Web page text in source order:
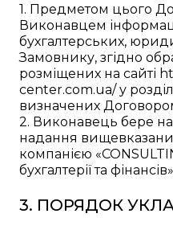
1. Предметом цього
Виконавцем
бухгалтерських,
Замовнику, згідно
розміщених на сайті
center.com.ua/ у
визначених
2. Виконавець бере на
надання
компанією
бухгалтерії та
3. ПОРЯДОК